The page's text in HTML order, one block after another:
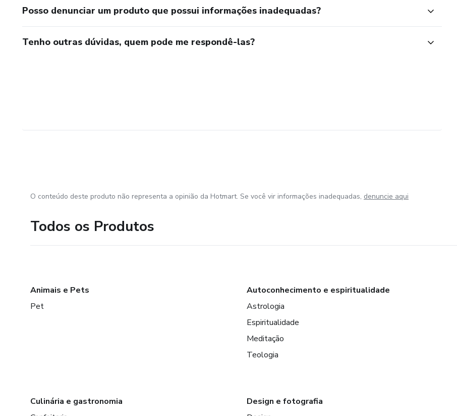
Posso denunciar um produto que possui informações inadequadas?
Tenho outras dúvidas, quem pode me respondê-las?
O conteúdo deste produto não representa a opinião da Hotmart. Se você vir informações inadequadas, denuncie aqui
Todos os Produtos
Animais e Pets
Pet
Autoconhecimento e espiritualidade
Astrologia
Espiritualidade
Meditação
Teologia
Culinária e gastronomia
Design e fotografia